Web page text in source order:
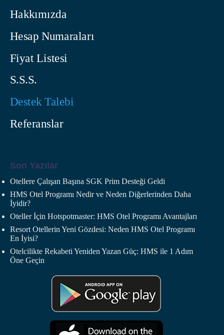
Hakkımızda
Hesap Numaraları
Fiyat Listesi
S.S.S.
Destek Talebi
Referanslar
Son Yazılar
Otellere Çalışan Başına SGK Prim Desteği Geldi
HMS Otel Programı Nedir ve Neden Diğerlerinden Daha
İyidir?
Oteller İçin Hotspotmaster: HMS Otel Programı Avantajları
Resort Otellerin Yeni Gözdesi: Neden HMS Otel Programı
En İyisi?
Otelcilikte Rekabeti Yeniden Yazan Güç: HMS ile 1 Adım
Öne Geçin